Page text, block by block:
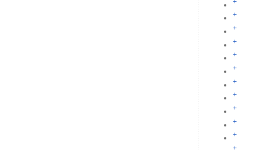
+
+
+
+
+
+
+
+
+
+
+